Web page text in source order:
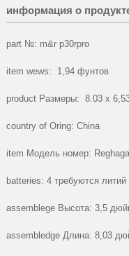
информация о
part №: m&r p30rpro
item wews: 1,94 фунтов
product Размеры: 8.03 x
country of Oring: China
item Модель номер:
batteries: 4 требуются
assemblege Высота: 3,5
assembledge Длина: 8,03